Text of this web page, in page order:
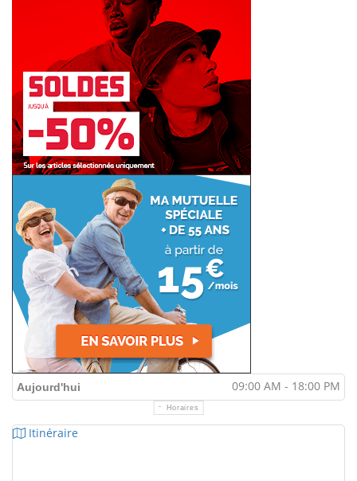
Aujourd'hui 09:00 AM - 18:00 PM
Horaires
Itinéraire